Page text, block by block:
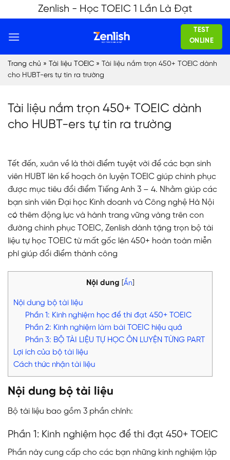
to
content
Zenlish - Học TOEIC 1 Lần Là Đạt
TEST
ONLINE
Trang chủ » Tài liệu TOEIC » Tài liệu nắm trọn 450+ TOEIC dành
cho HUBT-ers tự tin ra trường
Tài liệu nắm trọn 450+ TOEIC dành
cho HUBT-ers tự tin ra trường
Tết đến, xuân về là thời điểm tuyệt vời để các bạn sinh
viên HUBT lên kế hoạch ôn luyện TOEIC giúp chinh phục
được mục tiêu đổi điểm Tiếng Anh 3 – 4. Nhằm giúp các
bạn sinh viên Đại học Kinh doanh và Công nghệ Hà Nội
có thêm động lực và hành trang vững vàng trên con
đường chinh phục TOEIC, Zenlish dành tặng trọn bộ tài
liệu tự học TOEIC từ mất gốc lên 450+ hoàn toàn miễn
phí giúp đổi điểm thành công
Nội dung Ẩn
Nội dung bộ tài liệu
Phần 1: Kinh nghiệm học để thi đạt 450+ TOEIC
Phần 2: Kinh nghiệm làm bài TOEIC hiệu quả
Phần 3: BỘ TÀI LIỆU TỰ HỌC ÔN LUYỆN TỪNG PART
Lợi ích của bộ tài liệu
Cách thức nhận tài liệu
Nội dung bộ tài liệu
Bộ tài liệu bao gồm 3 phần chính:
Phần 1: Kinh nghiệm học để thi đạt 450+ TOEIC
Phần này cung cấp cho các bạn những kinh nghiệm lập